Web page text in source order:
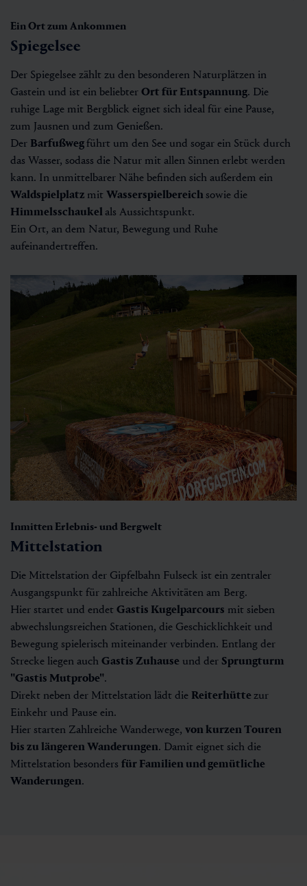
Ein Ort zum Ankommen
Spiegelsee
Der Spiegelsee zählt zu den besonderen Naturplätzen in
Gastein und ist ein beliebter Ort für Entspannung. Die
ruhige Lage mit Bergblick eignet sich ideal für eine Pause,
zum Jausnen und zum Genießen.
Der Barfußwegführt um den See und sogar ein Stück durch
das Wasser, sodass die Natur mit allen Sinnen erlebt werden
kann. In unmittelbarer Nähe befinden sich außerdem ein
Waldspielplatz mit Wasserspielbereich sowie die
Himmelsschaukel als Aussichtspunkt.
Ein Ort, an dem Natur, Bewegung und Ruhe
aufeinandertreffen.
Inmitten Erlebnis- und Bergwelt
Mittelstation
Die Mittelstation der Gipfelbahn Fulseck ist ein zentraler
Ausgangspunkt für zahlreiche Aktivitäten am Berg.
Hier startet und endet Gastis Kugelparcours mit sieben
abwechslungsreichen Stationen, die Geschicklichkeit und
Bewegung spielerisch miteinander verbinden. Entlang der
Strecke liegen auch Gastis Zuhause und der Sprungturm
"Gastis Mutprobe".
Direkt neben der Mittelstation lädt die Reiterhüttezur
Einkehr und Pause ein.
Hier starten Zahlreiche Wanderwege, von kurzen Touren
bis zu längeren Wanderungen. Damit eignet sich die
Mittelstation besonders für Familien und gemütliche
Wanderungen.